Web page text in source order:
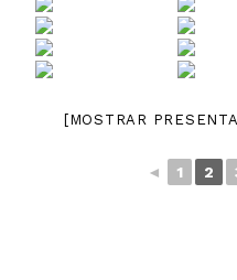
[MOSTRAR
◄ 1 2